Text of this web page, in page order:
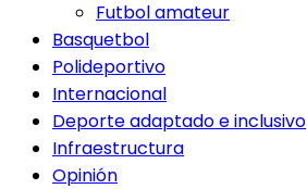
Futbol amateur
Basquetbol
Polideportivo
Internacional
Deporte adaptado e inclusivo
Infraestructura
Opinión